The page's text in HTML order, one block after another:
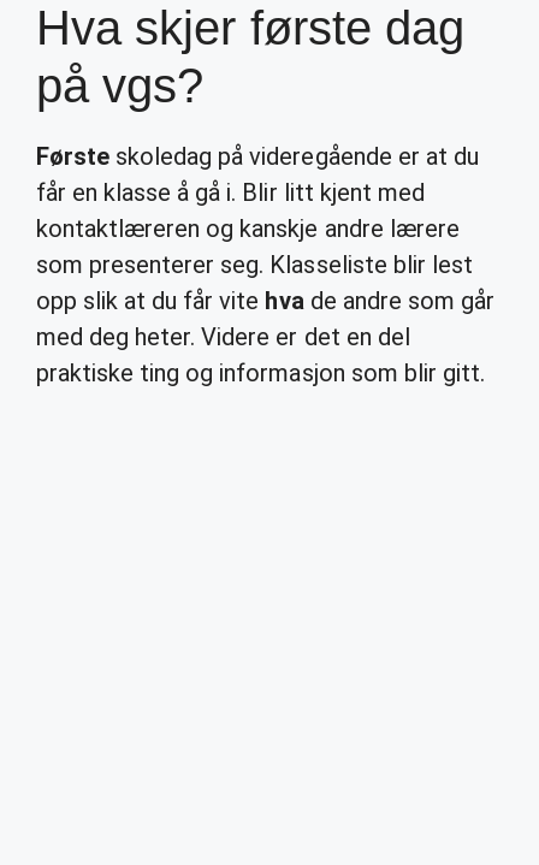
Hva skjer første dag
på vgs?
Første skoledag på videregående er at du
får en klasse å gå i. Blir litt kjent med
kontaktlæreren og kanskje andre lærere
som presenterer seg. Klasseliste blir lest
opp slik at du får vite hvade andre som går
med deg heter. Videre er det en del
praktiske ting og informasjon som blir gitt.